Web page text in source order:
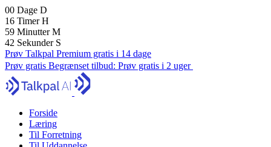
00 Dage D
16 TimerH
59 MinutterM
41 Sekunder S
Prøv Talkpal Premium gratis i 14 dage
Prøv gratis Begrænset tilbud: Prøv gratis i 2 uger
Forside
Læring
Til Forretning